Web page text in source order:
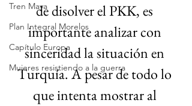
Tren Maya
Plan Integral Morelos
Capítulo Europa
Mujeres resistiendo a la guerra
de disolver el PKK, es
importante analizar con
sinceridad la situación en
Turquía. A pesar de todo lo
que intenta mostrar al